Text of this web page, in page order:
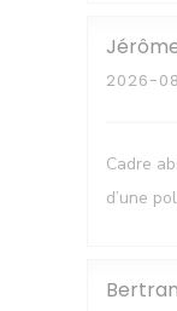
2026-
Cadre
d’une